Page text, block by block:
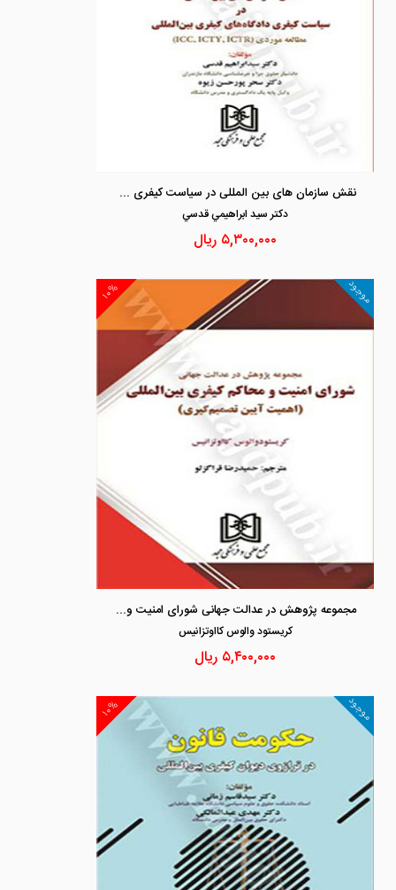
نقش سازمان های بین المللی در سیاست کیفری دادگاه های کیفری بین المللی
دكتر سيد ابراهيمي قدسي
۵,۳۰۰,۰۰۰ ریال
۱۰% موجود
مجموعه پژوهش در عدالت جهانی شورای امنیت و محاکم کیفری بین المللی «اهمیت آیین تصمیم گیری»
كريستود والوس كااوتزانيس
۵,۴۰۰,۰۰۰ ریال
۱۰% موجود